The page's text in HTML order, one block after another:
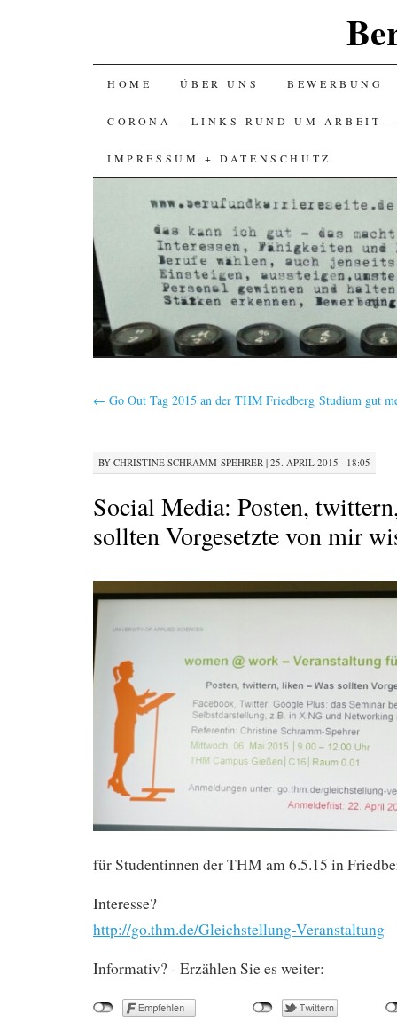
SKIP
TO
CONTENT
HOME ÜBER UNS BEWERBUNG
CORONA – LINKS RUND UM ARBEIT
IMPRESSUM + DATENSCHUTZ
← Go Out Tag 2015 an der THM Friedberg Studium gut
BY CHRISTINE SCHRAMM-SPEHRER | 25. APRIL 2015 · 18:05
Social Media: Posten,
sollten Vorgesetzte von mir
für Studentinnen der THM am 6.5.15 in
Interesse?
http://go.thm.de/Gleichstellung-Veranstaltung
Informativ? - Erzählen Sie es weiter: